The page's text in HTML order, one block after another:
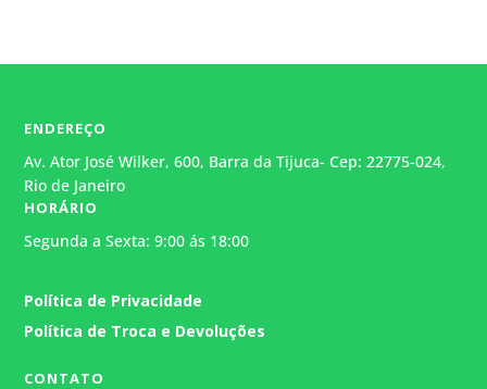
ENDEREÇO
Av. Ator José Wilker, 600, Barra da Tijuca- Cep: 22775-024,
Rio de Janeiro
HORÁRIO
Segunda a Sexta: 9:00 ás 18:00
Política de Privacidade
Política de Troca e Devoluções
CONTATO
Geralmente responde em alguns